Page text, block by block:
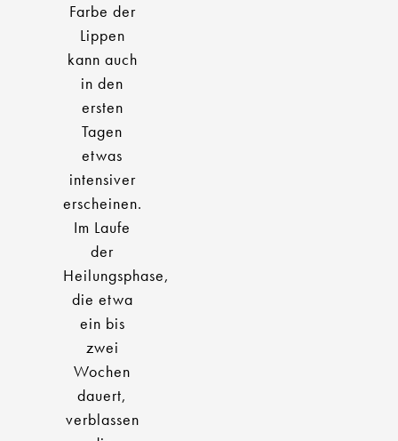
Farbe der
Lippen
kann auch
in den
ersten
Tagen
etwas
intensiver
erscheinen.
Im Laufe
der
Heilungsphase,
die etwa
ein bis
zwei
Wochen
dauert,
verblassen